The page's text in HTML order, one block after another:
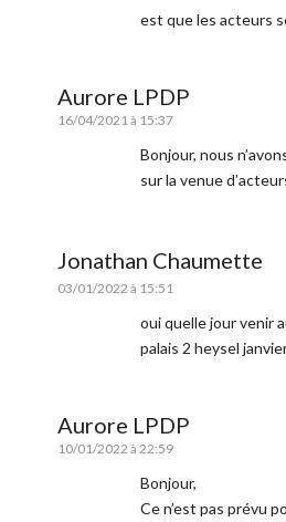
est que les acteurs
Aurore LPDP
16/04/2021 à 15:37
Bonjour, nous
sur la venue
Jonathan Chaumette
03/01/2022 à 15:51
oui quelle jour venir
palais 2 heysel
Aurore LPDP
10/01/2022 à 22:59
Bonjour,
Ce n’est pas prévu